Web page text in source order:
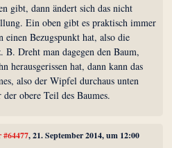
gibt, dann ändert sich das nicht
Ein oben gibt es praktisch immer
einen Bezugspunkt hat, also die
B. Dreht man dagegen den Baum,
herausgerissen hat, dann kann das
also der Wipfel durchaus unten
obere Teil des Baumes.
, 21. September 2014, um 12:00